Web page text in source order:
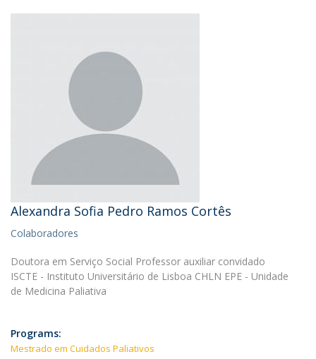
Alexandra Sofia Pedro Ramos Cortês
Colaboradores
Doutora em Serviço Social Professor auxiliar convidado
ISCTE - Instituto Universitário de Lisboa CHLN EPE - Unidade
de Medicina Paliativa
Programs:
Mestrado em Cuidados Paliativos